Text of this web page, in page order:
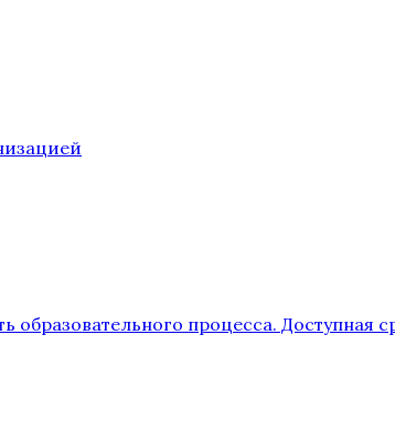
процесса. Доступная